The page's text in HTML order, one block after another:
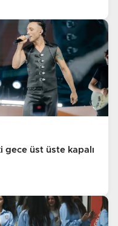
gece üst üste kapalı